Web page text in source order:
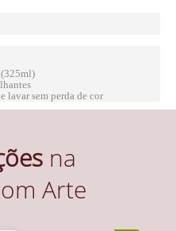
lavar sem perda de cor
na
Arte